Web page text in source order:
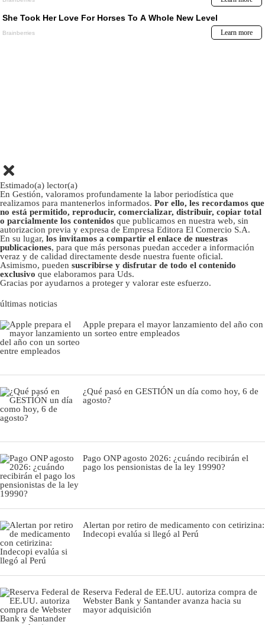
Estimado(a) lector(a)
En Gestión, valoramos profundamente la labor periodística que
realizamos para mantenerlos informados. Por ello, les recordamos que
no está permitido, reproducir, comercializar, distribuir, copiar total
o parcialmente los contenidos que publicamos en nuestra web, sin
autorizacion previa y expresa de Empresa Editora El Comercio S.A.
En su lugar, los invitamos a compartir el enlace de nuestras
publicaciones, para que más personas puedan acceder a información
veraz y de calidad directamente desde nuestra fuente oficial.
Asimismo, pueden suscribirse y disfrutar de todo el contenido
exclusivo que elaboramos para Uds.
Gracias por ayudarnos a proteger y valorar este esfuerzo.
últimas noticias
Apple prepara el mayor lanzamiento del año con
un sorteo entre empleados
¿Qué pasó en GESTIÓN un día como hoy, 6 de
agosto?
Pago ONP agosto 2026: ¿cuándo recibirán el
pago los pensionistas de la ley 19990?
Alertan por retiro de medicamento con cetirizina:
Indecopi evalúa si llegó al Perú
Reserva Federal de EE.UU. autoriza compra de
Webster Bank y Santander avanza hacia su
mayor adquisición